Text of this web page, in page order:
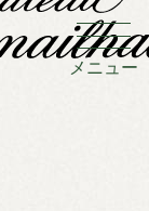
メニュー